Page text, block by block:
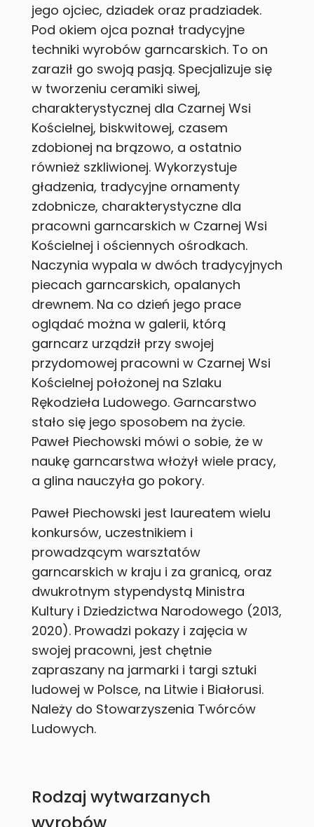
jego ojciec, dziadek oraz pradziadek.
Pod okiem ojca poznał tradycyjne
techniki wyrobów garncarskich. To on
zaraził go swoją pasją. Specjalizuje się
w tworzeniu ceramiki siwej,
charakterystycznej dla Czarnej Wsi
Kościelnej, biskwitowej, czasem
zdobionej na brązowo, a ostatnio
również szkliwionej. Wykorzystuje
gładzenia, tradycyjne ornamenty
zdobnicze, charakterystyczne dla
pracowni garncarskich w Czarnej Wsi
Kościelnej i ościennych ośrodkach.
Naczynia wypala w dwóch tradycyjnych
piecach garncarskich, opalanych
drewnem. Na co dzień jego prace
oglądać można w galerii, którą
garncarz urządził przy swojej
przydomowej pracowni w Czarnej Wsi
Kościelnej położonej na Szlaku
Rękodzieła Ludowego. Garncarstwo
stało się jego sposobem na życie.
Paweł Piechowski mówi o sobie, że w
naukę garncarstwa włożył wiele pracy,
a glina nauczyła go pokory.
Paweł Piechowski jest laureatem wielu
konkursów, uczestnikiem i
prowadzącym warsztatów
garncarskich w kraju i za granicą, oraz
dwukrotnym stypendystą Ministra
Kultury i Dziedzictwa Narodowego (2013,
2020). Prowadzi pokazy i zajęcia w
swojej pracowni, jest chętnie
zapraszany na jarmarki i targi sztuki
ludowej w Polsce, na Litwie i Białorusi.
Należy do Stowarzyszenia Twórców
Ludowych.
Rodzaj wytwarzanych
wyrobów